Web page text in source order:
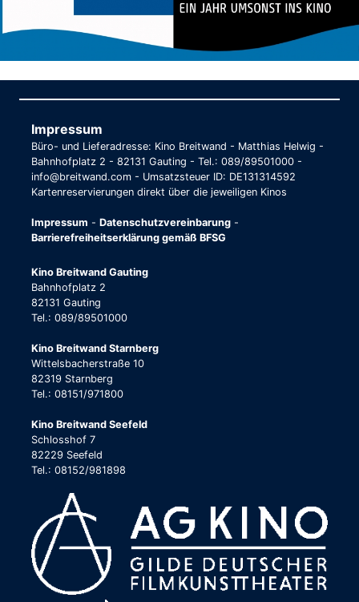
Impressum
Büro- und Lieferadresse: Kino Breitwand - Matthias Helwig -
Bahnhofplatz 2 - 82131 Gauting - Tel.: 089/89501000 -
info@breitwand.com - Umsatzsteuer ID: DE131314592
Kartenreservierungen direkt über die jeweiligen Kinos
Impressum - Datenschutzvereinbarung -
Barrierefreiheitserklärung gemäß BFSG
Kino Breitwand Gauting
Bahnhofplatz 2
82131 Gauting
Tel.: 089/89501000
Kino Breitwand Starnberg
Wittelsbacherstraße 10
82319 Starnberg
Tel.: 08151/971800
Kino Breitwand Seefeld
Schlosshof 7
82229 Seefeld
Tel.: 08152/981898